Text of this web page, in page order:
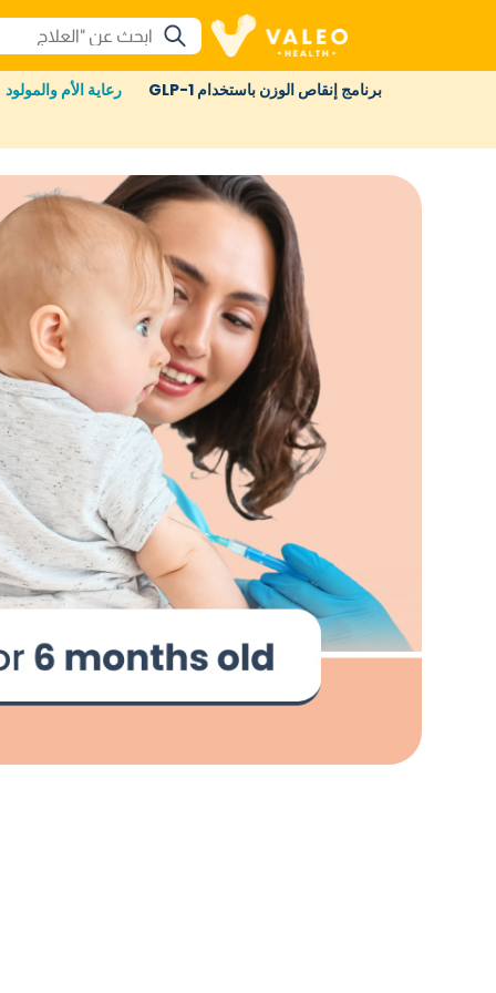
برنامج إنقاص الوزن باستخدام GLP-1 رعاية الأم والمولود